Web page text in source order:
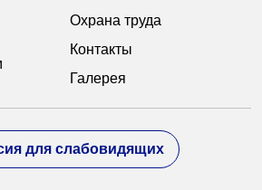
Охрана труда
Контакты
Галерея
для слабовидящих